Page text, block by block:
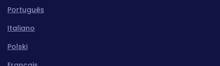
Português
Italiano
Polski